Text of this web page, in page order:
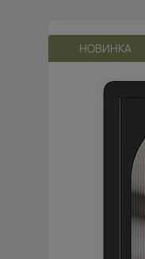
НОВИНКА